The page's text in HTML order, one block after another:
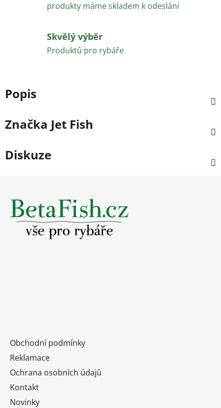
produkty máme skladem k odeslání
Skvělý výběr
Produktů pro rybáře
Popis
Značka Jet Fish
Diskuze
Obchodní podmínky
Reklamace
Ochrana osobních údajů
Kontakt
Novinky